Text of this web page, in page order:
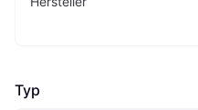
Typ